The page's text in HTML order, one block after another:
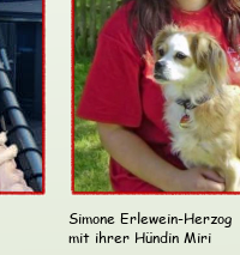
Simone Erlewein-Herzog
mit ihrer Hündin Miri